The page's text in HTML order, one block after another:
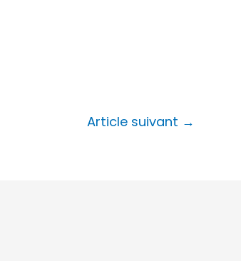
Article suivant →